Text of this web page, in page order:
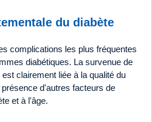
du diabète
complications les plus fréquentes
diabétiques. La survenue de
clairement liée à la qualité du
d'autres facteurs de
et à l'âge.